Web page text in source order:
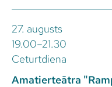
27. augusts
19.00–21.30
Ceturtdiena
Amatierteātra